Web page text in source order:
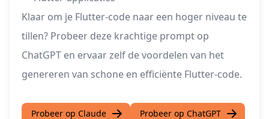
Klaar om je Flutter-code naar een hoger niveau te
tillen? Probeer deze krachtige prompt op
ChatGPT en ervaar zelf de voordelen van het
genereren van schone en efficiënte Flutter-code.
Probeer op Claude Probeer op ChatGPT